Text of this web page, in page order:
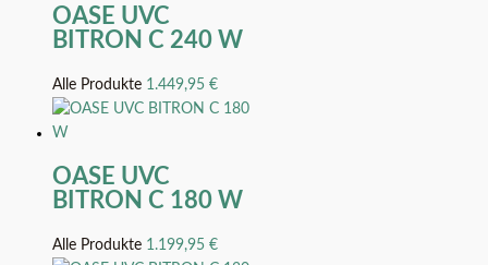
OASE UVC
BITRON C 240 W
Alle Produkte 1.449,95 €
OASE UVC
BITRON C 180 W
Alle Produkte 1.199,95 €